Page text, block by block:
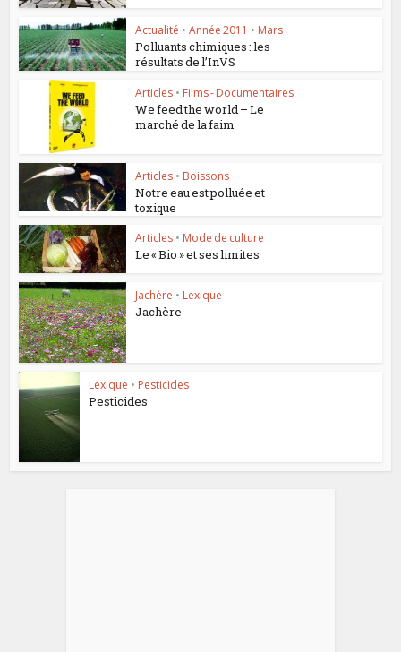
Actualité • Année 2011 • Mars
Polluants chimiques : les
résultats de l’InVS
Articles • Films - Documentaires
We feed the world – Le
marché de la faim
Articles • Boissons
Notre eau est polluée et
toxique
Articles • Mode de culture
Le « Bio » et ses limites
Jachère • Lexique
Jachère
Lexique • Pesticides
Pesticides